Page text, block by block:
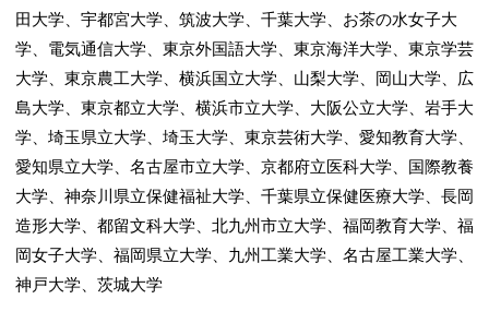
田大学、宇都宮大学、筑波大学、千葉大学、お茶の水女子大
学、電気通信大学、東京外国語大学、東京海洋大学、東京学芸
大学、東京農工大学、横浜国立大学、山梨大学、岡山大学、広
島大学、東京都立大学、横浜市立大学、大阪公立大学、岩手大
学、埼玉県立大学、埼玉大学、東京芸術大学、愛知教育大学、
愛知県立大学、名古屋市立大学、京都府立医科大学、国際教養
大学、神奈川県立保健福祉大学、千葉県立保健医療大学、長岡
造形大学、都留文科大学、北九州市立大学、福岡教育大学、福
岡女子大学、福岡県立大学、九州工業大学、名古屋工業大学、
神戸大学、茨城大学